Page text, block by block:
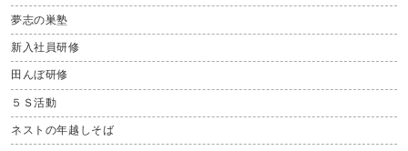
夢志の巣塾
新入社員研修
田んぼ研修
５Ｓ活動
ネストの年越しそば